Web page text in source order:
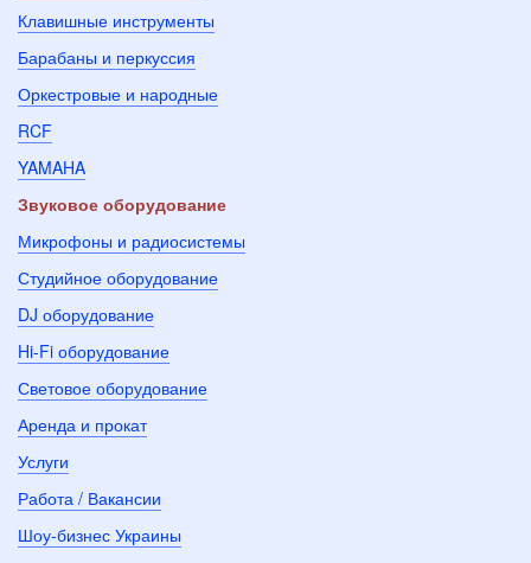
Клавишные инструменты
Барабаны и перкуссия
Оркестровые и народные
RCF
YAMAHA
Звуковое оборудование
Микрофоны и радиосистемы
Студийное оборудование
DJ оборудование
Hi-Fi оборудование
Световое оборудование
Аренда и прокат
Услуги
Работа / Вакансии
Шоу-бизнес Украины